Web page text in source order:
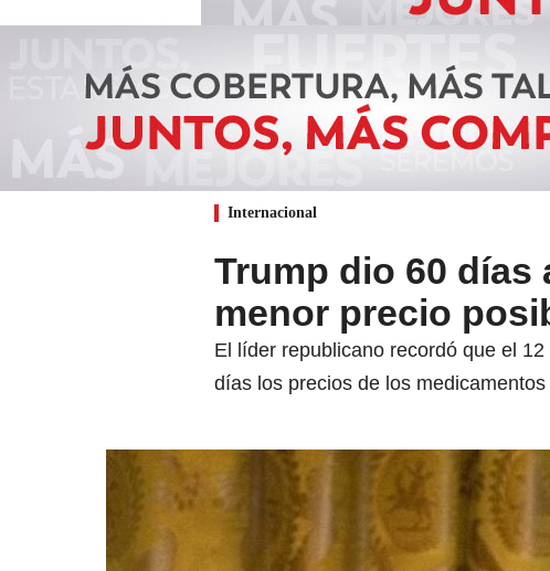
Internacional
Trump dio 60 días
menor precio
El líder republicano recordó que el
días los precios de los